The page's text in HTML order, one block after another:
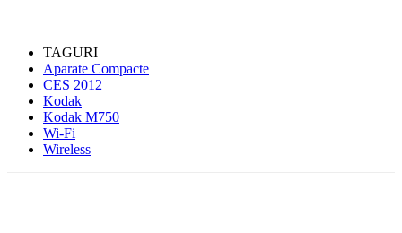
TAGURI
Aparate Compacte
CES 2012
Kodak
Kodak M750
Wi-Fi
Wireless